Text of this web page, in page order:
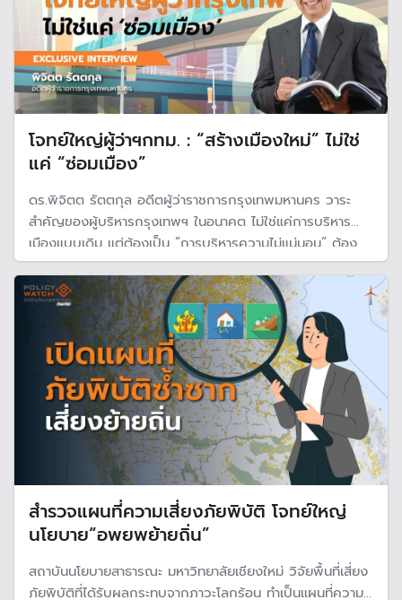
โจทย์ใหญ่ผู้ว่าฯกทม. : “สร้างเมืองใหม่” ไม่ใช่
แค่ “ซ่อมเมือง”
ดร.พิจิตต รัตตกุล อดีตผู้ว่าราชการกรุงเทพมหานคร วาระ
สำคัญของผู้บริหารกรุงเทพฯ ในอนาคต ไม่ใช่แค่การบริหาร
เมืองแบบเดิม แต่ต้องเป็น “การบริหารความไม่แน่นอน” ต้อง
สร้างเมืองใหม่ ไม่ใช่แค่ซ่อมเมือง ต้องมองภาพรวมของเมือง
เชื่อมโยงกัน ออกแบบระบบเมืองรวมให้ยืดหยุ่นปรับตัวรับโลก
ร้อน
สำรวจแผนที่ความเสี่ยงภัยพิบัติ โจทย์ใหญ่
นโยบาย“อพยพย้ายถิ่น”
สถาบันนโยบายสาธารณะ มหาวิทยาลัยเชียงใหม่ วิจัยพื้นที่เสี่ยง
ภัยพิบัติที่ได้รับผลกระทบจากภาวะโลกร้อน ทำเป็นแผนที่ความ